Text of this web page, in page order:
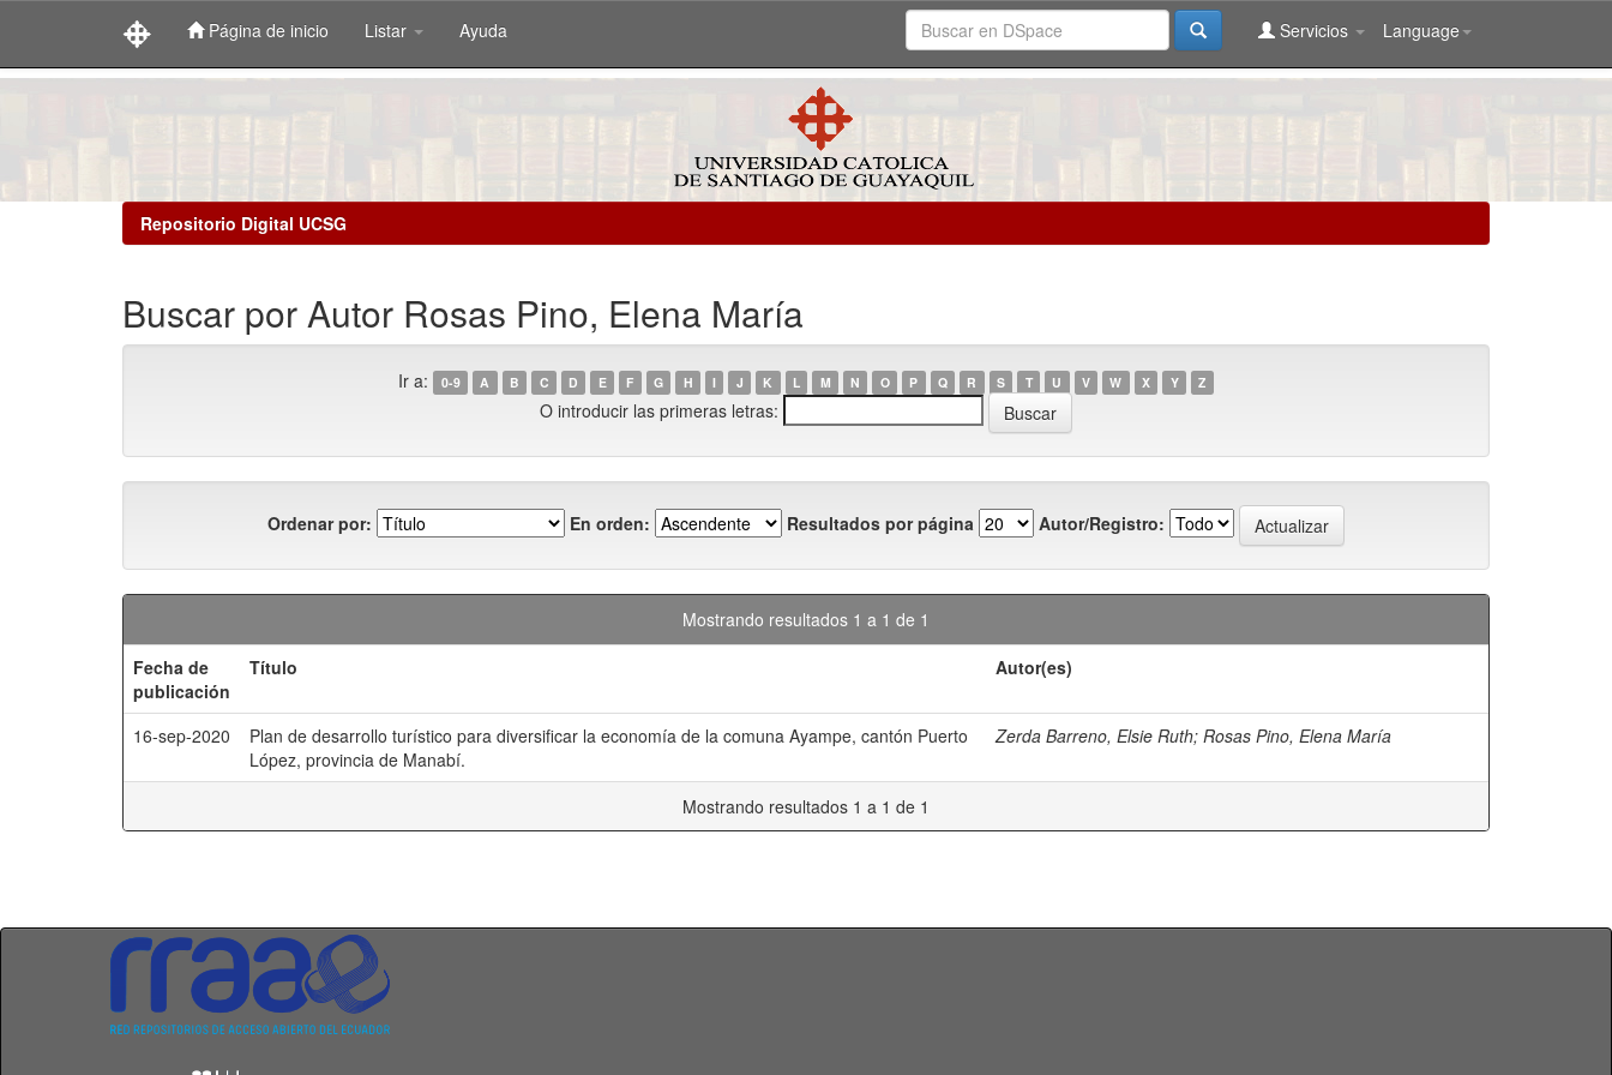
Página de inicio Listar Ayuda Language
Servicios
Repositorio Digital UCSG
Buscar por Autor Rosas Pino, Elena María
Ir a: 0-9 A B C D E F G H I J K L M N O P Q R S T U V W X Y Z
O introducir las primeras letras:
Ordenar por: En orden: Resultados por página Autor/Registro:
Mostrando resultados 1 a 1 de 1
Fecha de
publicación
Título Autor(es)
16-sep-2020
Plan de desarrollo turístico para diversificar la economía de la comuna Ayampe, cantón Puerto
López, provincia de Manabí.
Zerda Barreno, Elsie Ruth; Rosas Pino, Elena María
Mostrando resultados 1 a 1 de 1